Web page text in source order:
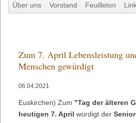
überspringen
Über uns
Vorstand Feuilleton
Zum 7. April Lebensleistung
Menschen gewürdigt
06.04.2021
Euskirchen) Zum "Tag der älteren
heutigen 7. April würdigt der